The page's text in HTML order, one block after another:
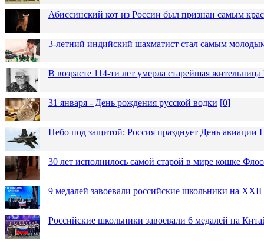
Абиссинский кот из России был признан самым
3-летний индийский шахматист стал самым
В возрасте 114-ти лет умерла старейшая
31 января - День рождения русской водки [0]
Небо под защитой: Россия празднует День
30 лет исполнилось самой старой в мире кошке
9 медалей завоевали российские школьники на
Российские школьники завоевали 6 медалей на